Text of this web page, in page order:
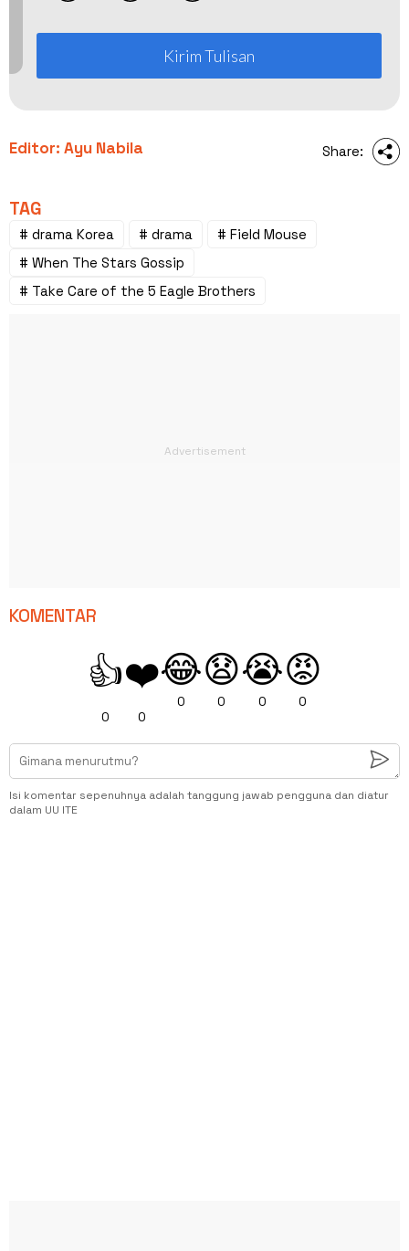
Kirim Tulisan
Editor: Ayu Nabila Share:
TAG
# drama Korea # drama
# Field Mouse
# When The Stars Gossip
# Take Care of the 5 Eagle Brothers
KOMENTAR
👍
0
❤️
0
😂
0
😧
0
😭
0
😡
0
Isi komentar sepenuhnya adalah tanggung jawab pengguna dan diatur
dalam UU ITE